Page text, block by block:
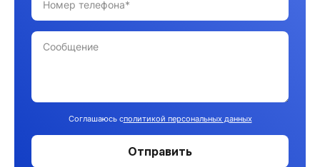
Соглашаюсь сполитикой персональных данных
Отправить